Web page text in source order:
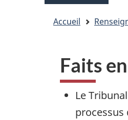
Accueil
Faits
Le
processus